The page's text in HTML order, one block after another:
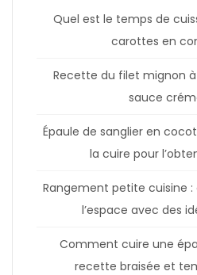
Quel est le temps de
carottes en
Recette du filet mignon
sauce
Épaule de sanglier en
la cuire pour
Rangement petite cuisine
l’espace avec des
Comment cuire une
recette braisée et